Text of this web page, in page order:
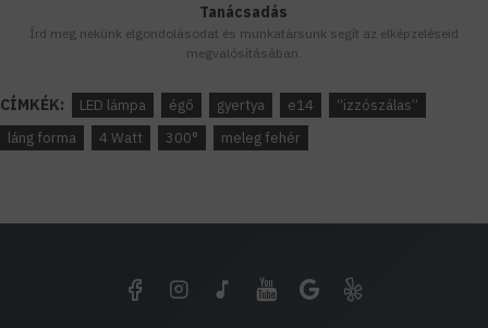
Tanácsadás
Írd meg nekünk elgondolásodat és munkatársunk segít az elképzeléseid
megvalósításában.
CÍMKÉK: LED lámpa égő gyertya e14
“izzószálas”
láng forma
4 Watt 300° meleg fehér